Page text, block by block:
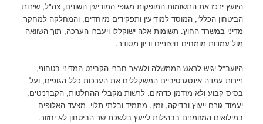
היועץ ירכז את התשומות המופקות מגופי המודיעין השונים, צה"ל, שירות
הביטחון הכללי, המוסד למודיעין ותפקידים מיוחדים, והמחלקה למחקר
מדיני במשרד החוץ. תשומות אלה ישוקללו ויעברו הערכה, תוך השוואה
מול עמדות מומחים חיצוניים ודיון מסודר.
היועב"ל יגיש לראש הממשלה ולשאר חברי הקבינט המדיני-בטחוני,
ניירות עמדה אינטגרטיביים המשקללים את הערכות כלל הגופים, ועל
בסיס קבוע ולא מזדמן כדהיום. לרשות מקבלי ההחלטות, הקברניטים,
יעמוד גורם ייעוץ ובדיקה, זמין, מתמיד ובלתי תלוי. מצעד האלופים
במילואים המזומנים בבהילות לייעץ בלשכת שר הביטחון לא יחזור.